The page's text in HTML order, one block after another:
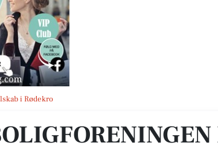
i Rødekro
33-47